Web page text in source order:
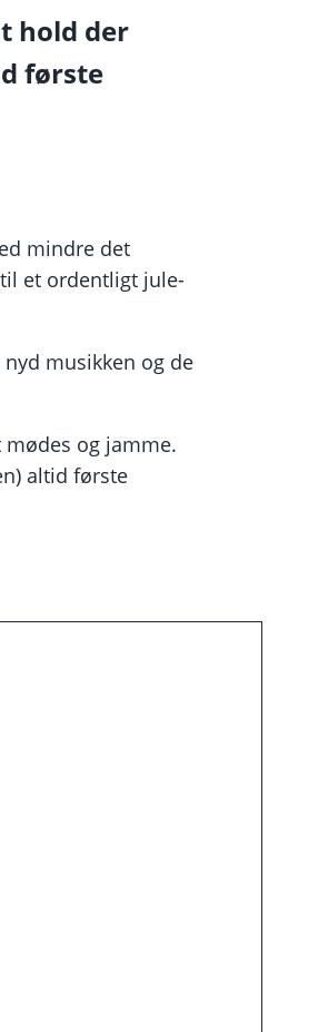
hold der
første
mindre det
et ordentligt jule-
musikken og de
og jamme.
altid første